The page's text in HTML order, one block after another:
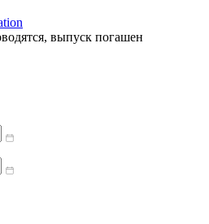
выпуск погашен